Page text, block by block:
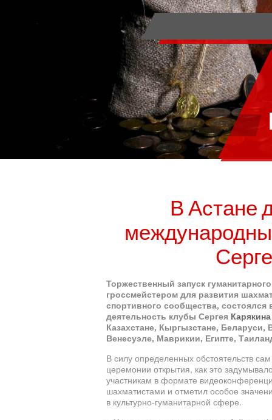
В Астане
Торжественный запуск
гроссмейстером для развития
спортивного сообщества,
деятельность клубы Сергея
Казахстане, Кыргызстане,
Венесуэле, Маврикии, Египте,
В силу определенных обстоятельств
церемонии открытия, как это
участникам в формате
шахматистами и отметил особое
в культурно-гуманитарной сфере.